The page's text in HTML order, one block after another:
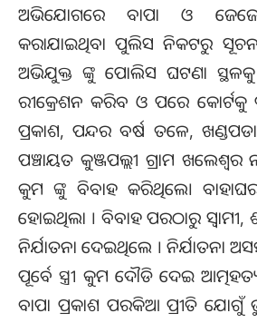
ଅଭିଯୋଗରେ ବାପା ଓ
କରାଯାଇଥିବା ପୁଲିସ ନିକଟରୁ
ଅଭିଯୁକ୍ତ ଙ୍କୁ ପୋଲିସ ଘଟଣା
ରୀକ୍ରେଶନ କରିବ ଓ ପରେ କୋର୍ଟକୁ
ପ୍ରକାଶ, ପନ୍ଦର ବର୍ଷ ତଳେ,
ପଞ୍ଚାୟତ କୁଞ୍ଜପଲ୍ଲୀ ଗ୍ରାମ
କୁମ ଙ୍କୁ ବିବାହ କରିଥିଲେ।
ହୋଇଥିଲା । ବିବାହ ପରଠାରୁ
ନିର୍ଯାତନା ଦେଇଥିଲେ । ନିର୍ଯାତନା
ପୂର୍ବେ ସ୍ତ୍ରୀ କୁମ ଦୌଡି ଦେଇ
ବାପା ପ୍ରକାଶ ପରକିଆ ପ୍ରୀତି